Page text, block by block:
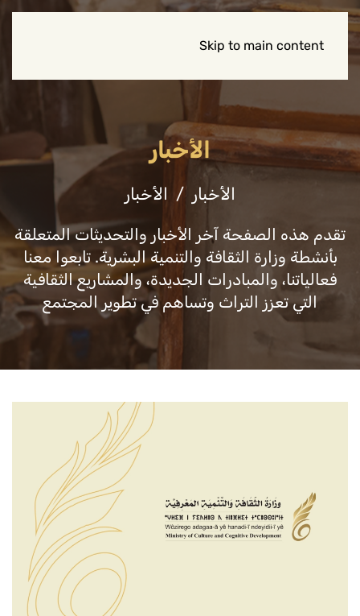
Skip to main content
الأخبار
الأخبار الأخبار
تقدم هذه الصفحة آخر الأخبار والتحديثات المتعلقة
بأنشطة وزارة الثقافة والتنمية البشرية. تابعوا معنا
فعالياتنا، والمبادرات الجديدة، والمشاريع الثقافية
التي تعزز التراث وتساهم في تطوير المجتمع